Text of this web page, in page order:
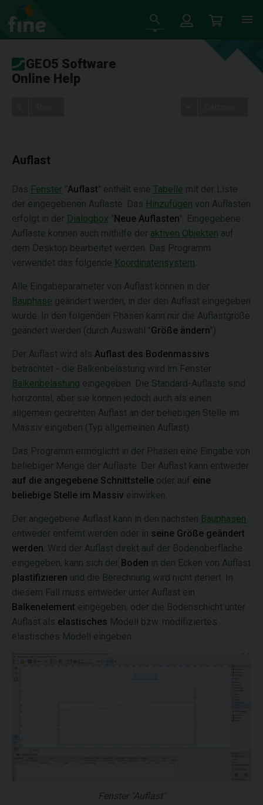
GEO5 Software
Online Help
Auflast
Das Fenster "Auflast" enthält eine Tabelle mit der Liste
der eingegebenen Auflaste. Das Hinzufügen von Auflasten
erfolgt in der Dialogbox "Neue Auflasten". Eingegebene
Auflaste können auch mithilfe der aktiven Objekten auf
dem Desktop bearbeitet werden. Das Programm
verwendet das folgende Koordinatensystem
Alle Eingabeparameter von Auflast können in der
Bauphase geändert werden, in der den Auflast eingegeben
wurde. In den folgenden Phasen kann nur die Auflastgröße
geändert werden (durch Auswahl "Größe ändern").
Der Auflast wird als Auflast des Bodenmassivs
betrachtet - die Balkenbelastung wird im Fenster
Balkenbelastung eingegeben. Die Standard-Auflaste sind
horizontal, aber sie können jedoch auch als einen
allgemein gedrehten Auflast an der beliebigen Stelle im
Massiv eingeben (Typ allgemeinen Auflast).
Das Programm ermöglicht in der Phasen eine Eingabe von
beliebiger Menge der Auflaste. Der Auflast kann entweder
auf die angegebene Schnittstelle oder auf eine
beliebige Stelle im Massiv einwirken.
Der angegebene Auflast kann in den nächsten Bauphasen
entweder entfernt werden oder in seine Größe geändert
werden . Wird der Auflast direkt auf der Bodenoberfläche
eingegeben, kann sich der Boden in den Ecken von Auflast
plastifizieren und die Berechnung wird nicht iteriert. In
diesem Fall muss entweder unter Auflast ein
Balkenelement eingegeben, oder die Bodenschicht unter
Auflast als elastisches Modell bzw. modifiziertes
elastisches Modell eingeben.
Fenster "Auflast"